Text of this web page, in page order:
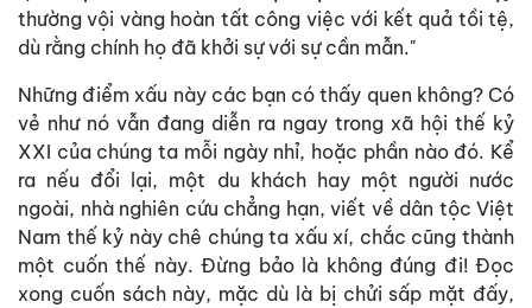
thường vội vàng hoàn tất công việc với kết quả tồi tệ,
dù rằng chính họ đã khởi sự với sự cần mẫn."
Những điểm xấu này các bạn có thấy quen không? Có
vẻ như nó vẫn đang diễn ra ngay trong xã hội thế kỷ
XXI của chúng ta mỗi ngày nhỉ, hoặc phần nào đó. Kể
ra nếu đổi lại, một du khách hay một người nước
ngoài, nhà nghiên cứu chẳng hạn, viết về dân tộc Việt
Nam thế kỷ này chê chúng ta xấu xí, chắc cũng thành
một cuốn thế này. Đừng bảo là không đúng đi! Đọc
xong cuốn sách này, mặc dù là bị chửi sấp mặt đấy,